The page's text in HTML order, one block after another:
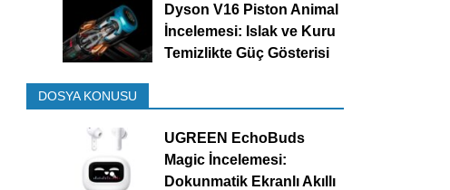
Dyson V16 Piston Animal
İncelemesi: Islak ve Kuru
Temizlikte Güç Gösterisi
DOSYA KONUSU
UGREEN EchoBuds
Magic İncelemesi:
Dokunmatik Ekranlı Akıllı